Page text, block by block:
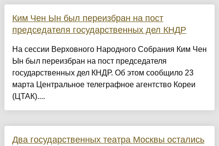
Ким Чен Ын был переизбран на пост
председателя государственных дел КНДР
На сессии Верховного Народного Собрания Ким Чен
Ын был переизбран на пост председателя
государственных дел КНДР. Об этом сообщило 23
марта Центральное телеграфное агентство Кореи
(ЦТАК)....
Два государственных театра Москвы остались